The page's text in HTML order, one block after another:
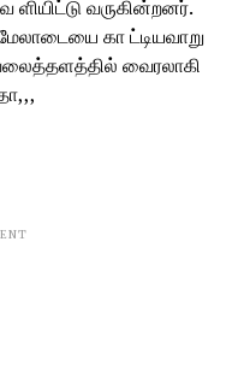
வருகின்றனர்.
கா ட்டியவாறு
வைரலாகி